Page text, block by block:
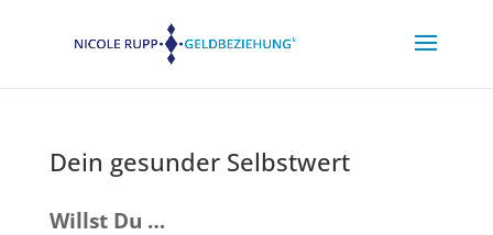
Dein gesunder Selbstwert
Willst Du …